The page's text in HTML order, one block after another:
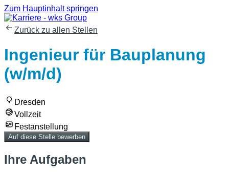
Zum Hauptinhalt springen
Zurück zu allen Stellen
Ingenieur für Bauplanung
(w/m/d)
Dresden
Vollzeit
Festanstellung
Auf diese Stelle bewerben
Ihre Aufgaben